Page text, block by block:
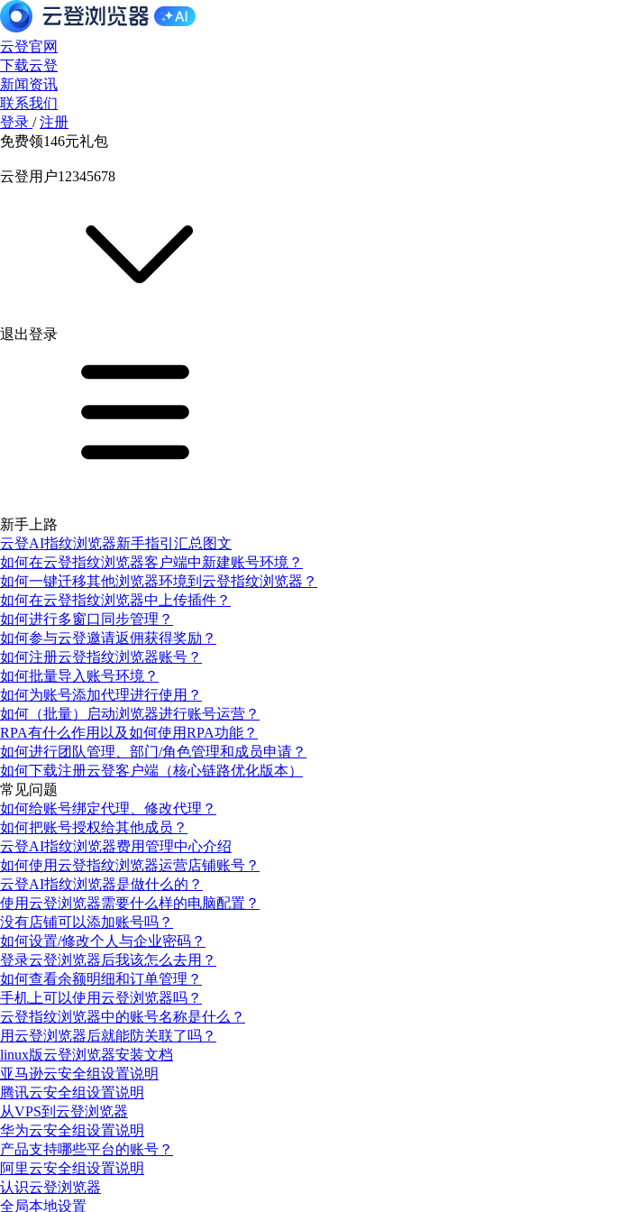
云登官网
下载云登
新闻资讯
联系我们
登录 /注册
免费领146元礼包
云登用户12345678
退出登录
新手上路
云登AI指纹浏览器新手指引汇总图文
如何在云登指纹浏览器客户端中新建账号环境？
如何一键迁移其他浏览器环境到云登指纹浏览器？
如何在云登指纹浏览器中上传插件？
如何进行多窗口同步管理？
如何参与云登邀请返佣获得奖励？
如何注册云登指纹浏览器账号？
如何批量导入账号环境？
如何为账号添加代理进行使用？
如何（批量）启动浏览器进行账号运营？
RPA有什么作用以及如何使用RPA功能？
如何进行团队管理、部门/角色管理和成员申请？
如何下载注册云登客户端（核心链路优化版本）
常见问题
如何给账号绑定代理、修改代理？
如何把账号授权给其他成员？
云登AI指纹浏览器费用管理中心介绍
如何使用云登指纹浏览器运营店铺账号？
云登AI指纹浏览器是做什么的？
使用云登浏览器需要什么样的电脑配置？
没有店铺可以添加账号吗？
如何设置/修改个人与企业密码？
登录云登浏览器后我该怎么去用？
如何查看余额明细和订单管理？
手机上可以使用云登浏览器吗？
云登指纹浏览器中的账号名称是什么？
用云登浏览器后就能防关联了吗？
linux版云登浏览器安装文档
亚马逊云安全组设置说明
腾讯云安全组设置说明
从VPS到云登浏览器
华为云安全组设置说明
产品支持哪些平台的账号？
阿里云安全组设置说明
认识云登浏览器
全局本地设置